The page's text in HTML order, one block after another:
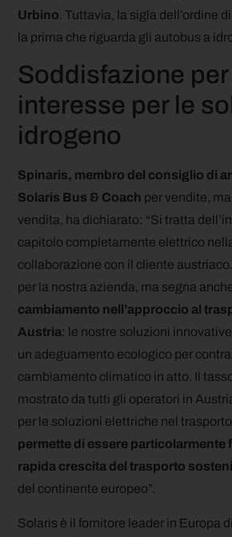
Urbino. Tuttavia, la sigla dell’ordine
la prima che riguarda gli autobus a
Soddisfazione
interesse per le
idrogeno
Spinaris, membro del consiglio di
Solaris Bus & Coach per vendite,
vendita, ha dichiarato: “Si tratta
capitolo completamente elettrico
collaborazione con il cliente
per la nostra azienda, ma segna
cambiamento nell’approccio al
Austria: le nostre soluzioni
un adeguamento ecologico per
cambiamento climatico in atto. Il
mostrato da tutti gli operatori in
per le soluzioni elettriche nel
permette di essere particolarmente
rapida crescita del trasporto
del continente europeo”.
Solaris è il fornitore leader in Europa